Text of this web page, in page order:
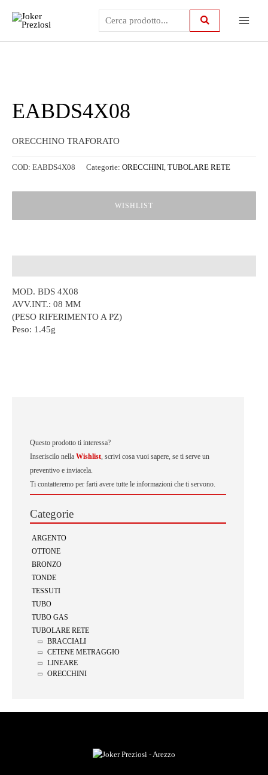
contenuto
Questo prodotto ti interessa?
Inseriscilo nella Wishlist, scrivi cosa vuoi sapere, se ti serve un
preventivo e inviacela.
Ti contatteremo per farti avere tutte le informazioni che ti servono.
Categorie
ARGENTO
OTTONE
BRONZO
TONDE
TESSUTI
TUBO
TUBO GAS
TUBOLARE RETE
BRACCIALI
CETENE METRAGGIO
LINEARE
ORECCHINI
EABDS4X08
ORECCHINO TRAFORATO
COD: EABDS4X08 Categorie: ORECCHINI, TUBOLARE RETE
WISHLIST
MOD. BDS 4X08
AVV.INT.: 08 MM
(PESO RIFERIMENTO A PZ)
Peso: 1.45g